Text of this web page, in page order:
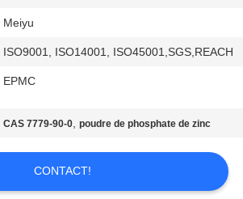
Meiyu
ISO9001, ISO14001, ISO45001,SGS,REACH
EPMC
CAS 7779-90-0,poudre de phosphate de zinc
CONTACT!